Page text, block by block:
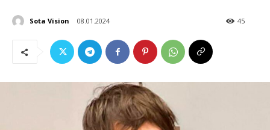
Sota Vision 08.01.2024 45